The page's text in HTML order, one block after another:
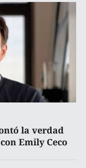
la verdad
Emily Ceco